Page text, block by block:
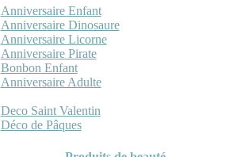
Anniversaire Enfant
Anniversaire Dinosaure
Anniversaire Licorne
Anniversaire Pirate
Bonbon Enfant
Anniversaire Adulte
Deco Saint Valentin
Déco de Pâques